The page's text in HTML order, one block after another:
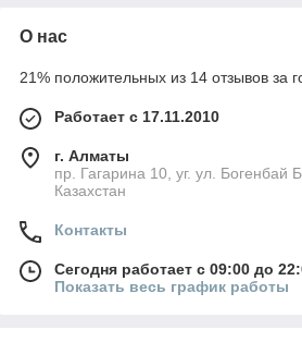
О нас
21% положительных из 14 отзывов за
Работает с 17.11.2010
г. Алматы
пр. Гагарина 10, уг. ул. Богенбай
Казахстан
Контакты
Сегодня работает с 09:00 до
Показать весь график работы